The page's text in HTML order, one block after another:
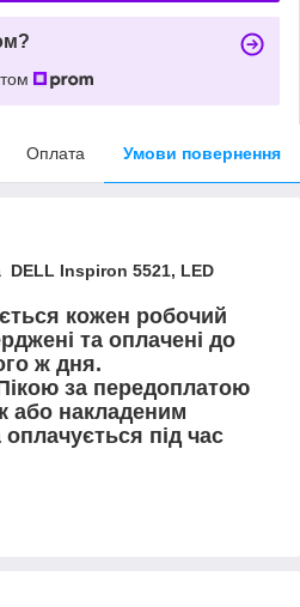
Оплата Умови повернення
DELL Inspiron 5521, LED
кожен робочий
та оплачені до
ж дня.
за передоплатою
або накладеним
під час